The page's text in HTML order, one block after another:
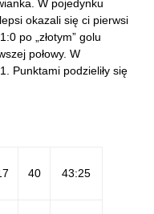
W pojedynku
okazali się ci pierwsi
po „złotym” golu
połowy. W
Punktami podzieliły się
40 43:25